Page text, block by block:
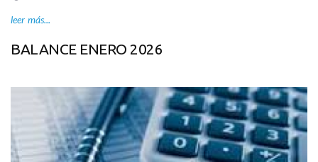
leer más...
BALANCE ENERO 2026